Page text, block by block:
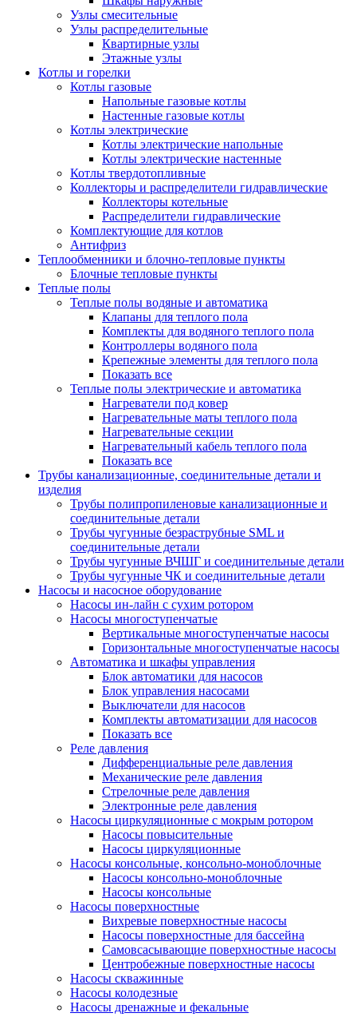
Узлы смесительные
Узлы распределительные
Квартирные узлы
Этажные узлы
Котлы и горелки
Котлы газовые
Напольные газовые котлы
Настенные газовые котлы
Котлы электрические
Котлы электрические напольные
Котлы электрические настенные
Котлы твердотопливные
Коллекторы и распределители гидравлические
Коллекторы котельные
Распределители гидравлические
Комплектующие для котлов
Антифриз
Теплообменники и блочно-тепловые пункты
Блочные тепловые пункты
Теплые полы
Теплые полы водяные и автоматика
Клапаны для теплого пола
Комплекты для водяного теплого пола
Контроллеры водяного пола
Крепежные элементы для теплого пола
Показать все
Теплые полы электрические и автоматика
Нагреватели под ковер
Нагревательные маты теплого пола
Нагревательные секции
Нагревательный кабель теплого пола
Показать все
Трубы канализационные, соединительные детали и
изделия
Трубы полипропиленовые канализационные и
соединительные детали
Трубы чугунные безраструбные SML и
соединительные детали
Трубы чугунные ВЧШГ и соединительные детали
Трубы чугунные ЧК и соединительные детали
Насосы и насосное оборудование
Насосы ин-лайн с сухим ротором
Насосы многоступенчатые
Вертикальные многоступенчатые насосы
Горизонтальные многоступенчатые насосы
Автоматика и шкафы управления
Блок автоматики для насосов
Блок управления насосами
Выключатели для насосов
Комплекты автоматизации для насосов
Показать все
Реле давления
Дифференциальные реле давления
Механические реле давления
Стрелочные реле давления
Электронные реле давления
Насосы циркуляционные с мокрым ротором
Насосы повысительные
Насосы циркуляционные
Насосы консольные, консольно-моноблочные
Насосы консольно-моноблочные
Насосы консольные
Насосы поверхностные
Вихревые поверхностные насосы
Насосы поверхностные для бассейна
Самовсасывающие поверхностные насосы
Центробежные поверхностные насосы
Насосы скважинные
Насосы колодезные
Насосы дренажные и фекальные